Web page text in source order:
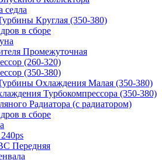
седла
Круглая (350-380)
в сборе
Промежуточная
(260-320)
(350-380)
Охлаждения Малая (350-380)
Турбокомпрессора (350-380)
Радиатора (с радиатором)
в сборе
Передняя